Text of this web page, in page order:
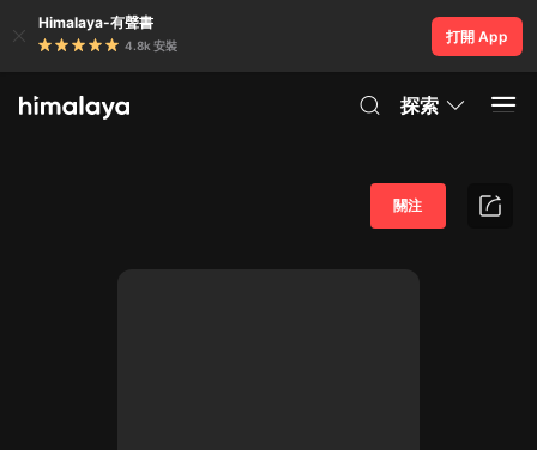
Himalaya-有聲書
4.8k 安裝
打開 App
探索
關注